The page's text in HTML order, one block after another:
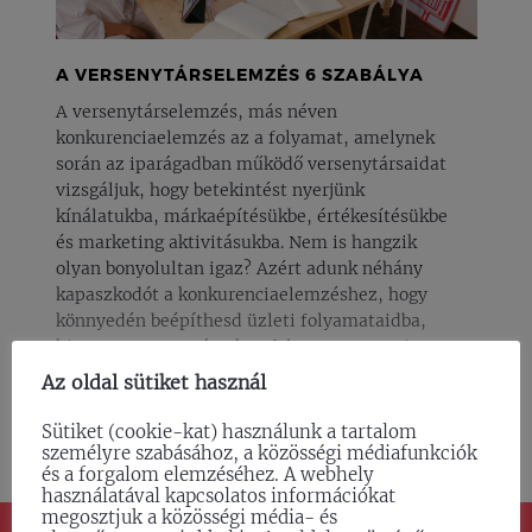
A VERSENYTÁRSELEMZÉS 6 SZABÁLYA
A versenytárselemzés, más néven
konkurenciaelemzés az a folyamat, amelynek
során az iparágadban működő versenytársaidat
vizsgáljuk, hogy betekintést nyerjünk
kínálatukba, márkaépítésükbe, értékesítésükbe
és marketing aktivitásukba. Nem is hangzik
olyan bonyolultan igaz? Azért adunk néhány
kapaszkodót a konkurenciaelemzéshez, hogy
könnyedén beépíthesd üzleti folyamataidba,
hiszen a versenytársakon folyamatosan rajta
kell tartani a szemed! A versenytárselemzés
2023.10.17. #blog #marketing TOVÁBB
Az oldal sütiket használ
Sütiket (cookie-kat) használunk a tartalom
személyre szabásához, a közösségi médiafunkciók
és a forgalom elemzéséhez. A webhely
használatával kapcsolatos információkat
megosztjuk a közösségi média- és